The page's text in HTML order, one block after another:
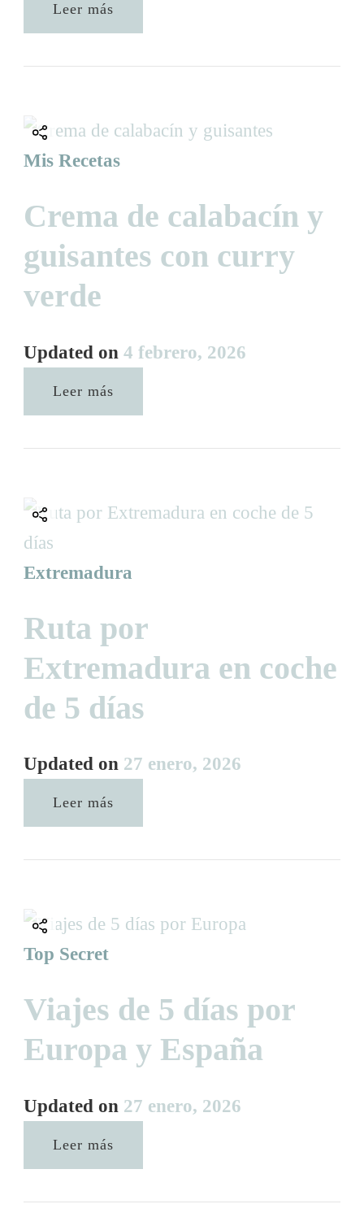
Leer más
Mis Recetas
Crema de calabacín y
guisantes con curry
verde
Updated on 4 febrero, 2026
Leer más
Extremadura
Ruta por
Extremadura en coche
de 5 días
Updated on 27 enero, 2026
Leer más
Top Secret
Viajes de 5 días por
Europa y España
Updated on 27 enero, 2026
Leer más